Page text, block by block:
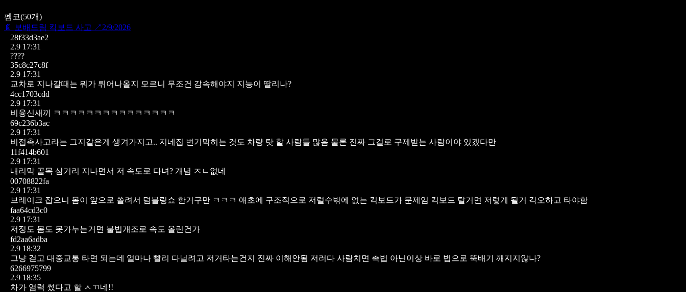
펨코(50개)
📄
보배드림 킥보드 사고 ↗ 2/9/2026
28f33d3ae2
2.9 17:31
????
35c8c27c8f
2.9 17:31
교차로 지나갈때는 뭐가 튀어나올지 모르니 무조건 감속해야지 지능이 딸리나?
4cc1703cdd
2.9 17:31
비융신새끼 ㅋㅋㅋㅋㅋㅋㅋㅋㅋㅋㅋㅋㅋㅋㅋ
69c236b3ac
2.9 17:31
비접촉사고라는 그지같은게 생겨가지고.. 지네집 변기막히는 것도 차량 탓 할 사람들 많음 물론 진짜 그걸로 구제받는 사람이야 있겠다만
11f414b601
2.9 17:31
내리막 골목 삼거리 지나면서 저 속도로 다녀? 개념 ㅈㄴ없네
00708822fa
2.9 17:31
브레이크 잡으니 몸이 앞으로 쏠려서 덤블링쇼 한거구만 ㅋㅋㅋ 애초에 구조적으로 저럴수밖에 없는 킥보드가 문제임 킥보드 탈거면 저렇게 될거 각오하고 타야함
faa64cd3c0
2.9 17:31
저정도 몸도 못가누는거면 불법개조로 속도 올린건가
fd2aa6adba
2.9 18:32
그냥 걷고 대중교통 타면 되는데 얼마나 빨리 다닐려고 저거타는건지 진짜 이해안됨 저러다 사람치면 촉법 아닌이상 바로 법으로 뚝배기 깨지지않나?
6266975799
2.9 18:35
차가 염력 썼다고 할 ㅅㄲ네!!